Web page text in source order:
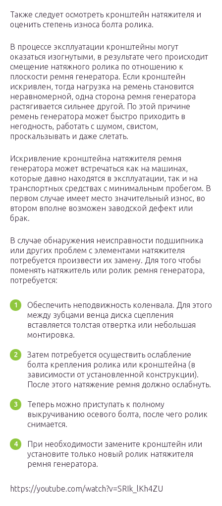
Также следует осмотреть кронштейн натяжителя и
оценить степень износа болта ролика.
В процессе эксплуатации кронштейны могут
оказаться изогнутыми, в результате чего происходит
смещение натяжного ролика по отношению к
плоскости ремня генератора. Если кронштейн
искривлен, тогда нагрузка на ремень становится
неравномерной, одна сторона ремня генератора
растягивается сильнее другой. По этой причине
ремень генератора может быстро приходить в
негодность, работать с шумом, свистом,
проскальзывать и даже слетать.
Искривление кронштейна натяжителя ремня
генератора может встречаться как на машинах,
которые давно находятся в эксплуатации, так и на
транспортных средствах с минимальным пробегом. В
первом случае имеет место значительный износ, во
втором вполне возможен заводской дефект или
брак.
В случае обнаружения неисправности подшипника
или других проблем с элементами натяжителя
потребуется произвести их замену. Для того чтобы
поменять натяжитель или ролик ремня генератора,
потребуется:
Обеспечить неподвижность коленвала. Для этого
между зубцами венца диска сцепления
вставляется толстая отвертка или небольшая
монтировка.
Затем потребуется осуществить ослабление
болта крепления ролика или кронштейна (в
зависимости от установленной конструкции).
После этого натяжение ремня должно ослабнуть.
Теперь можно приступать к полному
выкручиванию осевого болта, после чего ролик
снимается.
При необходимости замените кронштейн или
установите только новый ролик натяжителя
ремня генератора.
https://youtube.com/watch?v=SRIk_lKh4ZU